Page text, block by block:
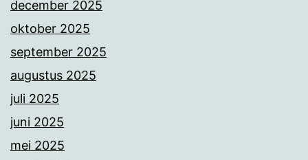
december 2025
oktober 2025
september 2025
augustus 2025
juli 2025
juni 2025
mei 2025